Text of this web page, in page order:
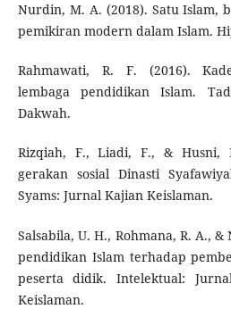
Nurdin, M. A. (2018). Satu Islam,
pemikiran modern dalam Islam.
Rahmawati, R. F. (2016).
lembaga pendidikan Islam.
Dakwah.
Rizqiah, F., Liadi, F., & Husni,
gerakan sosial Dinasti
Syams: Jurnal Kajian Keislaman.
Salsabila, U. H., Rohmana, R. A.,
pendidikan Islam terhadap
peserta didik. Intelektual:
Keislaman.